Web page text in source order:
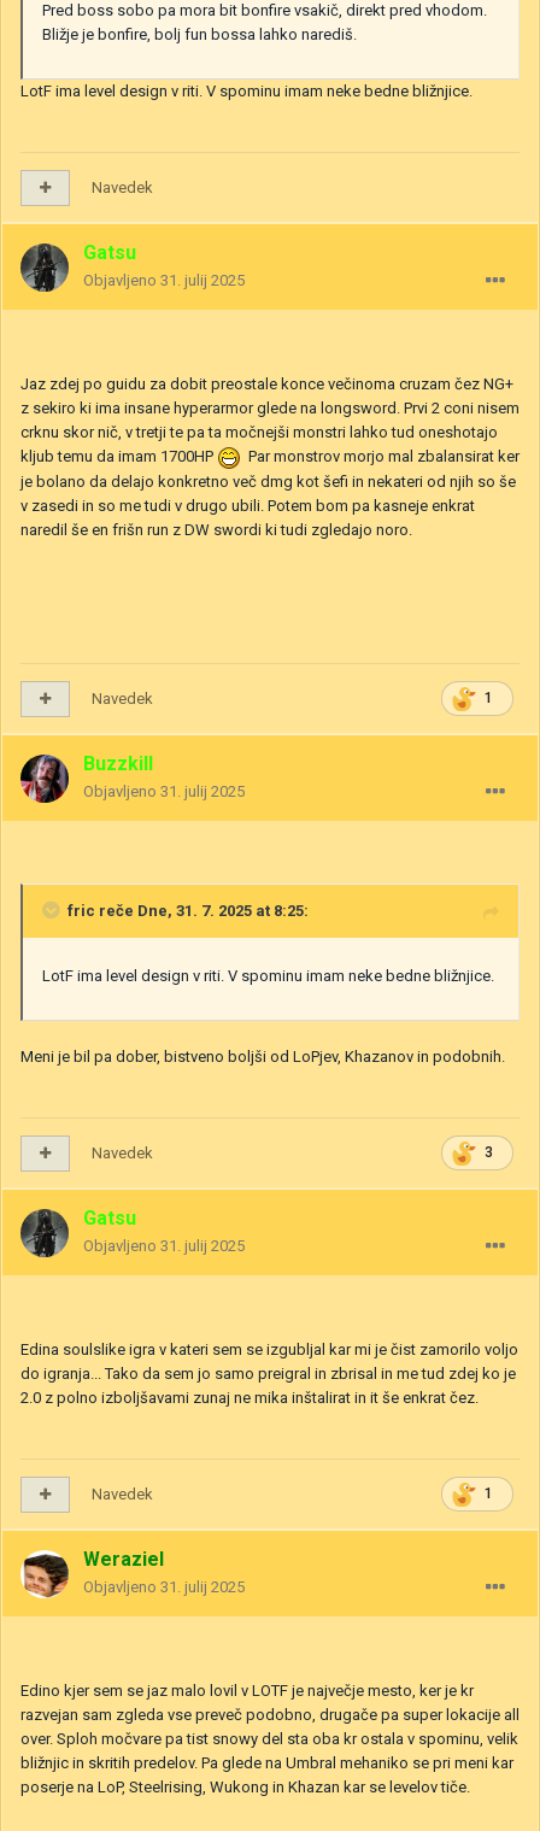
Pred boss sobo pa mora bit bonfire vsakič, direkt pred vhodom.
Bližje je bonfire, bolj fun bossa lahko narediš.
LotF ima level design v riti. V spominu imam neke bedne bližnjice.
Navedek
Gatsu
Objavljeno 31. julij 2025
Jaz zdej po guidu za dobit preostale konce večinoma cruzam čez NG+
z sekiro ki ima insane hyperarmor glede na longsword. Prvi 2 coni nisem
crknu skor nič, v tretji te pa ta močnejši monstri lahko tud oneshotajo
kljub temu da imam 1700HP
Par monstrov morjo mal zbalansirat ker
je bolano da delajo konkretno več dmg kot šefi in nekateri od njih so še
v zasedi in so me tudi v drugo ubili. Potem bom pa kasneje enkrat
naredil še en frišn run z DW swordi ki tudi zgledajo noro.
1
Navedek
Buzzkill
Objavljeno 31. julij 2025
fric reče Dne, 31. 7. 2025 at 8:25:
LotF ima level design v riti. V spominu imam neke bedne bližnjice.
Meni je bil pa dober, bistveno boljši od LoPjev, Khazanov in podobnih.
3
Navedek
Gatsu
Objavljeno 31. julij 2025
Edina soulslike igra v kateri sem se izgubljal kar mi je čist zamorilo voljo
do igranja... Tako da sem jo samo preigral in zbrisal in me tud zdej ko je
2.0 z polno izboljšavami zunaj ne mika inštalirat in it še enkrat čez.
1
Navedek
Weraziel
Objavljeno 31. julij 2025
Edino kjer sem se jaz malo lovil v LOTF je največje mesto, ker je kr
razvejan sam zgleda vse preveč podobno, drugače pa super lokacije all
over. Sploh močvare pa tist snowy del sta oba kr ostala v spominu, velik
bližnjic in skritih predelov. Pa glede na Umbral mehaniko se pri meni kar
poserje na LoP, Steelrising, Wukong in Khazan kar se levelov tiče.